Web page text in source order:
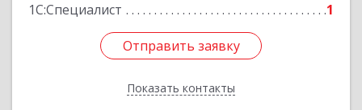
1С:Специалист
1
Отправить заявку
Показать контакты
Отправить заявку
Назад